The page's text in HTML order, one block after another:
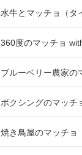
水牛とマッチョ（タ
360度のマッチョ
ブルーベリー農家の
るよ)
ボクシングのマッチ
焼き鳥屋のマッチョ